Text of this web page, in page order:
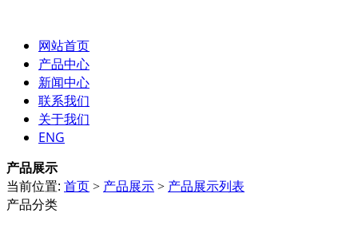
网站首页
产品中心
新闻中心
联系我们
关于我们
ENG
产品展示
当前位置: 首页 > 产品展示 > 产品展示列表
产品分类